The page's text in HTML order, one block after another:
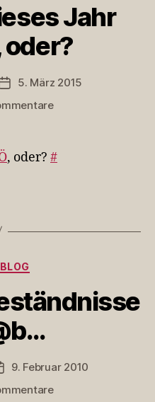
Jahr
oder?
Veröffentlichungsdatum
5. März 2015
zu
dieses
Jahr
, oder? #
9. Februar 2010
zu